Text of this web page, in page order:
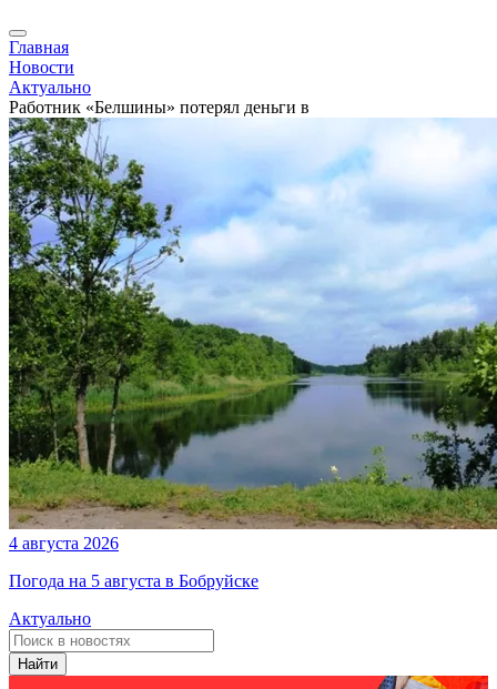
Главная
Новости
Актуально
Работник «Белшины» потерял деньги в
4 августа 2026
Погода на 5 августа в Бобруйске
Актуально
Найти